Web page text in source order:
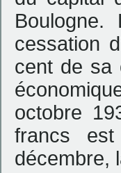
cessation
cent de sa
octobre
francs
décembre,